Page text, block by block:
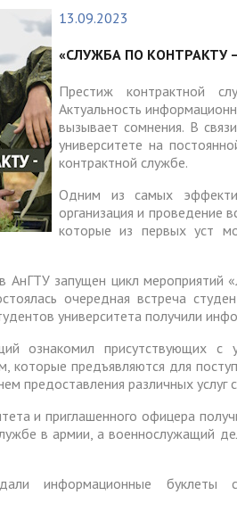
Международное
Реквизиты
Воспитательная работа
в
Общежитие
Для поступающих из
Белгородской, Курской
областей
Для поступающих на
13.09.2023
«СЛУЖБА ПО КОНТРАКТУ
Престиж контрактной
Актуальность
вызывает сомнения. В
университете на
контрактной службе.
Одним из самых
организация и проведение
которые из первых уст
АнГТУ запущен цикл мероприятий
очередная встреча
университета получили
ознакомил присутствующих с
которые предъявляются для
предоставления различных услуг
и приглашенного офицера
в армии, а военнослужащий
информационные